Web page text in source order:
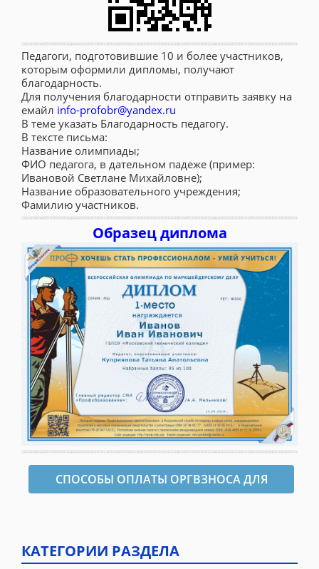
Педагоги, подготовившие 10 и более участников,
которым оформили дипломы, получают
благодарность.
Для получения благодарности отправить заявку на
емайл info-profobr@yandex.ru
В теме указать Благодарность педагогу.
В тексте письма:
Название олимпиады;
ФИО педагога, в дательном падеже (пример:
Ивановой Светлане Михайловне);
Название образовательного учреждения;
Фамилию участников.
Образец диплома
СПОСОБЫ ОПЛАТЫ ОРГВЗНОСА ДЛЯ
КАТЕГОРИИ РАЗДЕЛА